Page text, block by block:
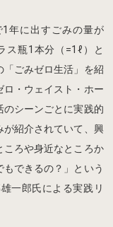
1年に出すごみの量が
ス瓶1本分（=1ℓ）と
「ごみゼロ生活」を紹
ロ・ウェイスト・ホー
のシーンごとに実践的
が紹介されていて、興
ころや身近なところか
できるの？」という
一郎氏による実践リ